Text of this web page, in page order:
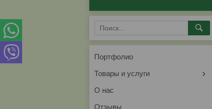
Портфолио
Товары и услуги
О нас
Отзывы